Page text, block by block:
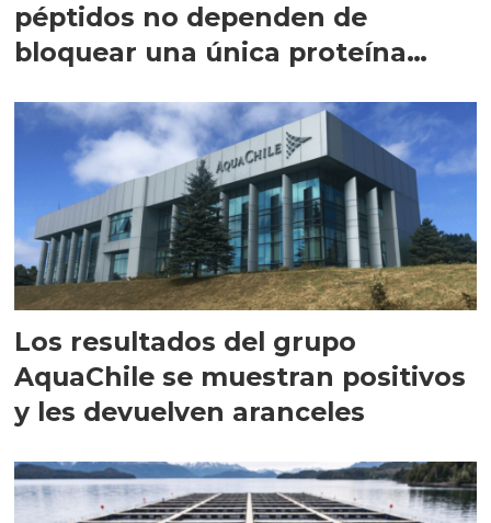
péptidos no dependen de
bloquear una única proteína
Los resultados del grupo
AquaChile se muestran positivos
y les devuelven aranceles